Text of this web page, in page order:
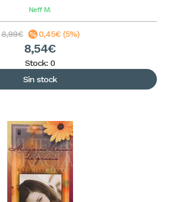
Neff M.
8,99€ 0,45€ (5%)
8,54€
Stock: 0
Sin stock